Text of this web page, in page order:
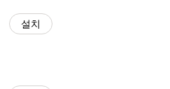
설치